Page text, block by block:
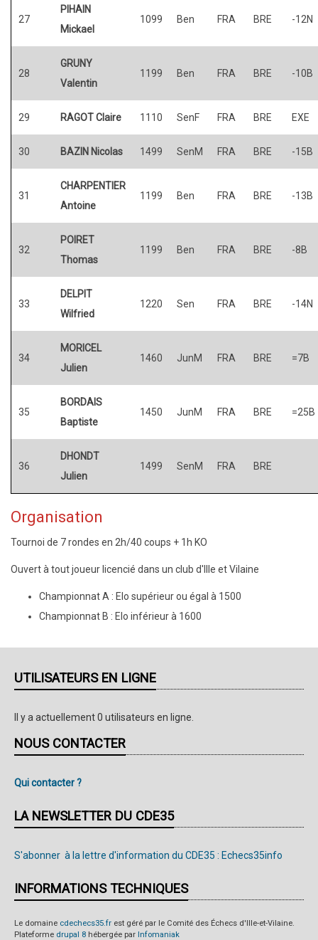
27
PIHAIN
Mickael
1099 Ben FRA BRE -12N
28
GRUNY
Valentin
1199 Ben FRA BRE -10B
29 RAGOT Claire 1110 SenF FRA BRE EXE
30 BAZIN Nicolas 1499 SenM FRA BRE -15B
31
CHARPENTIER
Antoine
1199 Ben FRA BRE -13B
32
POIRET
Thomas
1199 Ben FRA BRE -8B
33
DELPIT
Wilfried
1220 Sen FRA BRE -14N
34
MORICEL
Julien
1460 JunM FRA BRE =7B
35
BORDAIS
Baptiste
1450 JunM FRA BRE =25B
36
DHONDT
Julien
1499 SenM FRA BRE
Organisation
Tournoi de 7 rondes en 2h/40 coups + 1h KO
Ouvert à tout joueur licencié dans un club d'Ille et Vilaine
Championnat A : Elo supérieur ou égal à 1500
Championnat B : Elo inférieur à 1600
UTILISATEURS EN LIGNE
Il y a actuellement 0 utilisateurs en ligne.
NOUS CONTACTER
Qui contacter ?
LA NEWSLETTER DU CDE35
S'abonner à la lettre d'information du CDE35 : Echecs35info
INFORMATIONS TECHNIQUES
Le domaine cdechecs35.fr est géré par le Comité des Échecs d'Ille-et-Vilaine.
Plateforme drupal 8 hébergée par Infomaniak